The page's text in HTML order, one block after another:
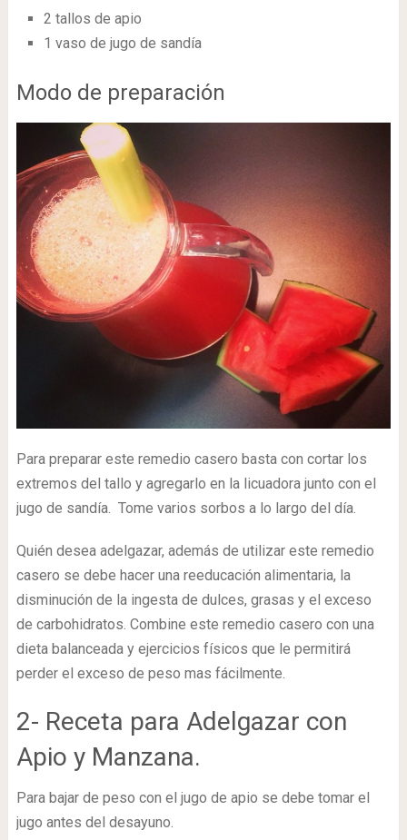
2 tallos de apio
1 vaso de jugo de sandía
Modo de preparación
Para preparar este remedio casero basta con cortar los
extremos del tallo y agregarlo en la licuadora junto con el
jugo de sandía. Tome varios sorbos a lo largo del día.
Quién desea adelgazar, además de utilizar este remedio
casero se debe hacer una reeducación alimentaria, la
disminución de la ingesta de dulces, grasas y el exceso
de carbohidratos. Combine este remedio casero con una
dieta balanceada y ejercicios físicos que le permitirá
perder el exceso de peso mas fácilmente.
2- Receta para Adelgazar con
Apio y Manzana.
Para bajar de peso con el jugo de apio se debe tomar el
jugo antes del desayuno.